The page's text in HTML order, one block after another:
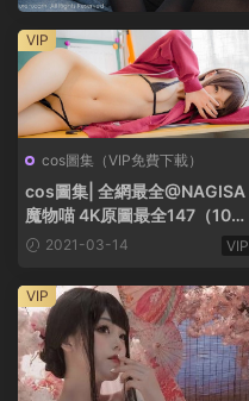
cos圖集（VIP免費下載）
cos圖集| 全網最全@NAGISA
魔物喵 4K原圖最全147（105
正+42散）套寫真合集 25.87G
2021-03-14 VIP
VIP
VIP